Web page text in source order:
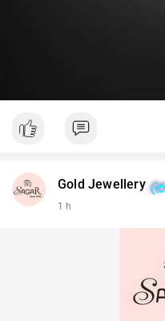
Gold Jewellery
1 h